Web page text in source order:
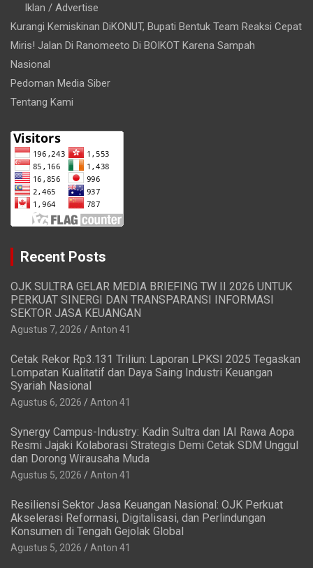
Iklan / Advertise
Kurangi Kemiskinan DiKONUT, Bupati Bentuk Team Reaksi Cepat
Miris! Jalan Di Ranomeeto Di BOIKOT Karena Sampah
Nasional
Pedoman Media Siber
Tentang Kami
Recent Posts
OJK SULTRA GELAR MEDIA BRIEFING TW II 2026 UNTUK
PERKUAT SINERGI DAN TRANSPARANSI INFORMASI
SEKTOR JASA KEUANGAN
Agustus 7, 2026 Anton 41
Cetak Rekor Rp3.131 Triliun: Laporan LPKSI 2025 Tegaskan
Lompatan Kualitatif dan Daya Saing Industri Keuangan
Syariah Nasional
Agustus 6, 2026 Anton 41
Synergy Campus-Industry: Kadin Sultra dan IAI Rawa Aopa
Resmi Jajaki Kolaborasi Strategis Demi Cetak SDM Unggul
dan Dorong Wirausaha Muda
Agustus 5, 2026 Anton 41
Resiliensi Sektor Jasa Keuangan Nasional: OJK Perkuat
Akselerasi Reformasi, Digitalisasi, dan Perlindungan
Konsumen di Tengah Gejolak Global
Agustus 5, 2026 Anton 41